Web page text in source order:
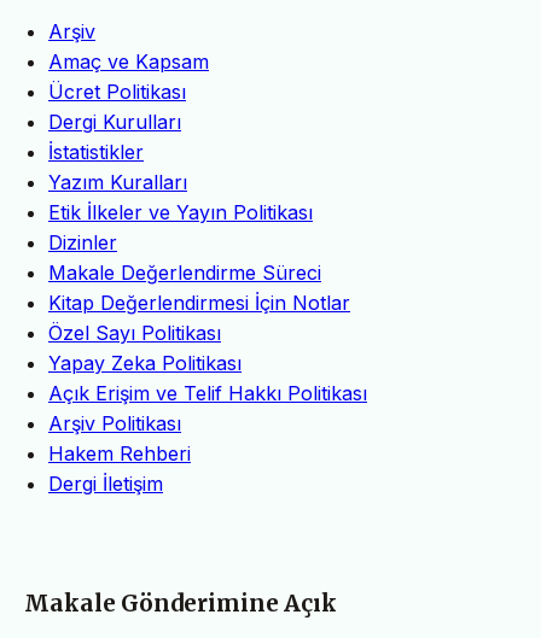
Arşiv
Amaç ve Kapsam
Ücret Politikası
Dergi Kurulları
İstatistikler
Yazım Kuralları
Etik İlkeler ve Yayın Politikası
Dizinler
Makale Değerlendirme Süreci
Kitap Değerlendirmesi İçin Notlar
Özel Sayı Politikası
Yapay Zeka Politikası
Açık Erişim ve Telif Hakkı Politikası
Arşiv Politikası
Hakem Rehberi
Dergi İletişim
Makale Gönderimine Açık